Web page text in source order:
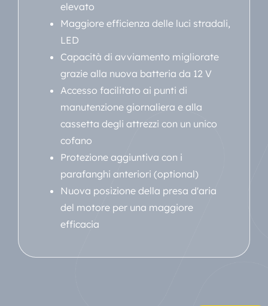
elevato
Maggiore efficienza delle luci stradali,
LED
Capacità di avviamento migliorate
grazie alla nuova batteria da 12 V
Accesso facilitato ai punti di
manutenzione giornaliera e alla
cassetta degli attrezzi con un unico
cofano
Protezione aggiuntiva con i
parafanghi anteriori (optional)
Nuova posizione della presa d'aria
del motore per una maggiore
efficacia